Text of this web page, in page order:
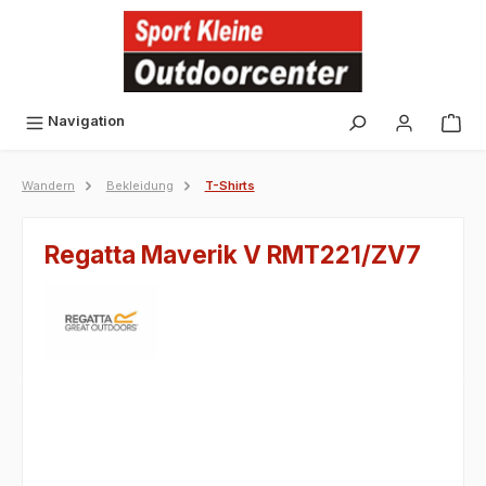
Navigation
Wandern Bekleidung T-Shirts
Regatta Maverik V RMT221/ZV7